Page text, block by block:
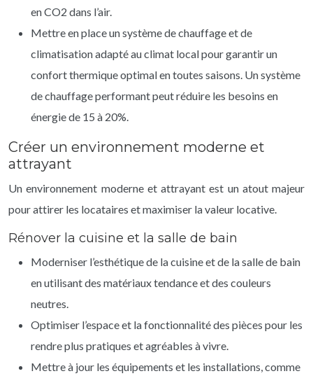
en CO2 dans l’air.
Mettre en place un système de chauffage et de
climatisation adapté au climat local pour garantir un
confort thermique optimal en toutes saisons. Un système
de chauffage performant peut réduire les besoins en
énergie de 15 à 20%.
Créer un environnement moderne et
attrayant
Un environnement moderne et attrayant est un atout majeur
pour attirer les locataires et maximiser la valeur locative.
Rénover la cuisine et la salle de bain
Moderniser l’esthétique de la cuisine et de la salle de bain
en utilisant des matériaux tendance et des couleurs
neutres.
Optimiser l’espace et la fonctionnalité des pièces pour les
rendre plus pratiques et agréables à vivre.
Mettre à jour les équipements et les installations, comme